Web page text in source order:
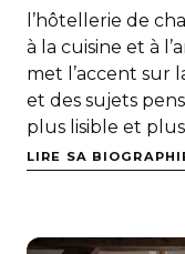
l’hôtellerie de
à la cuisine et à
met l’accent sur
et des sujets
plus lisible et
LIRE SA